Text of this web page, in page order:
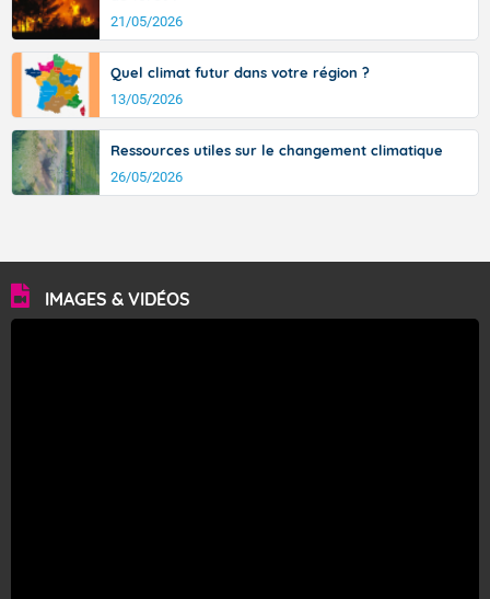
21/05/2026
Quel climat futur dans votre région ?
13/05/2026
Ressources utiles sur le changement climatique
26/05/2026
IMAGES & VIDÉOS